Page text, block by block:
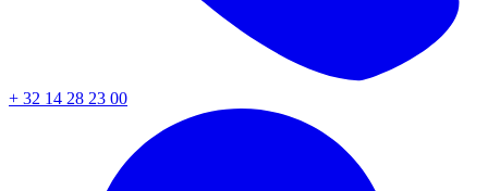
+ 32 14 28 23 00